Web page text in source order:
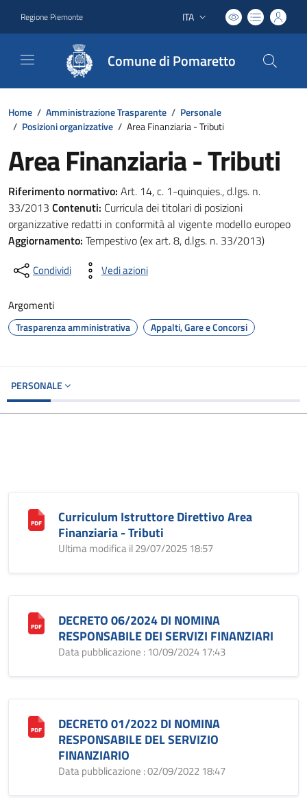
Regione Piemonte Lingua attiva:
ITA
Comune di Pomaretto
Home / Amministrazione Trasparente / Personale
/ Posizioni organizzative / Area Finanziaria - Tributi
Area Finanziaria - Tributi
Riferimento normativo: Art. 14, c. 1-quinquies., d.lgs. n.
33/2013 Contenuti: Curricula dei titolari di posizioni
organizzative redatti in conformità al vigente modello europeo
Aggiornamento: Tempestivo (ex art. 8, d.lgs. n. 33/2013)
Condividi Vedi azioni
Argomenti
Trasparenza amministrativa Appalti, Gare e Concorsi
PERSONALE
Curriculum Istruttore Direttivo Area
Finanziaria - Tributi
Ultima modifica il 29/07/2025 18:57
DECRETO 06/2024 DI NOMINA
RESPONSABILE DEI SERVIZI FINANZIARI
Data pubblicazione : 10/09/2024 17:43
DECRETO 01/2022 DI NOMINA
RESPONSABILE DEL SERVIZIO
FINANZIARIO
Data pubblicazione : 02/09/2022 18:47